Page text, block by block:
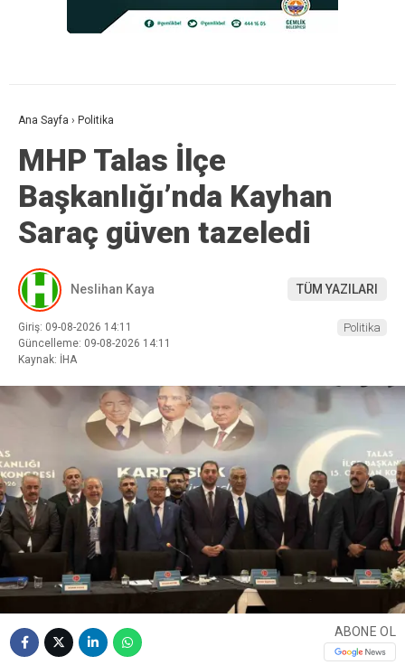
Ana Sayfa › Politika
MHP Talas İlçe
Başkanlığı’nda Kayhan
Saraç güven tazeledi
Neslihan Kaya TÜM YAZILARI
Giriş: 09-08-2026 14:11
Güncelleme: 09-08-2026 14:11
Kaynak: İHA
Politika
ABONE OL